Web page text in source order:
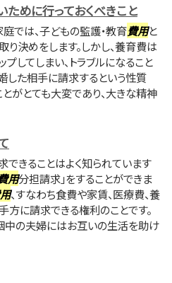
めに行っておくべきこと
では、子どもの監護・教育費用と
決めをします。しかし、養育費は
してしまい、トラブルになること
した相手に請求するという性質
がとても大変であり、大きな精神
きることはよく知られています
用分担請求」をすることができま
、すなわち食費や家賃、医療費、養
に請求できる権利のことです。
中の夫婦にはお互いの生活を助け